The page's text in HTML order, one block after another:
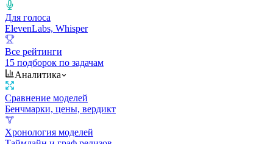
Для голоса
ElevenLabs, Whisper
Все рейтинги
15 подборок по задачам
Аналитика
Сравнение моделей
Бенчмарки, цены, вердикт
Хронология моделей